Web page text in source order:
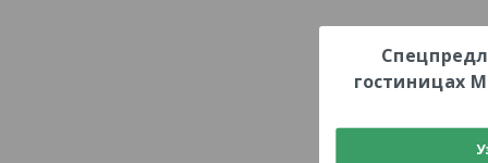
гостиницах